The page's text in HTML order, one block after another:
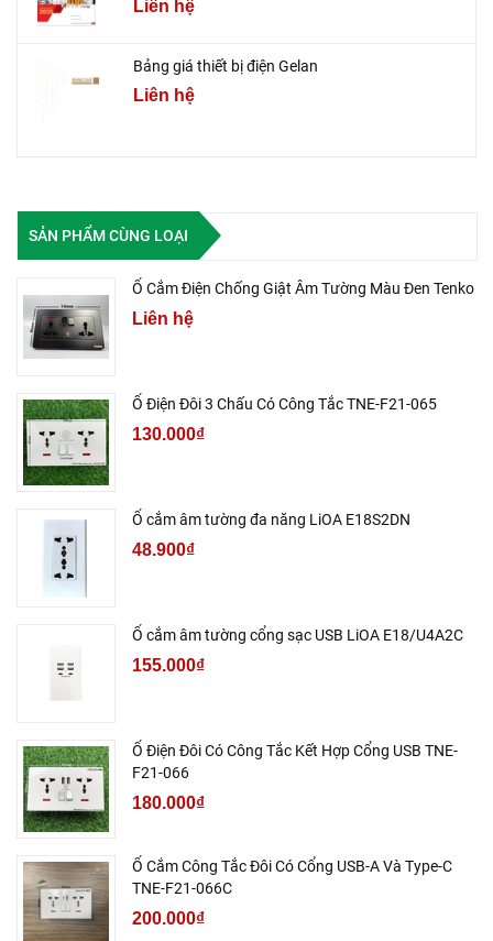
Liên hệ
Bảng giá thiết bị điện Gelan
Liên hệ
SẢN PHẨM CÙNG LOẠI
Ổ Cắm Điện Chống Giật Âm Tường Màu Đen Tenko
Liên hệ
Ổ Điện Đôi 3 Chấu Có Công Tắc TNE-F21-065
130.000₫
Ổ cắm âm tường đa năng LiOA E18S2DN
48.900₫
Ổ cắm âm tường cổng sạc USB LiOA E18/U4A2C
155.000₫
Ổ Điện Đôi Có Công Tắc Kết Hợp Cổng USB TNE-
F21-066
180.000₫
Ổ Cắm Công Tắc Đôi Có Cổng USB-A Và Type-C
TNE-F21-066C
200.000₫